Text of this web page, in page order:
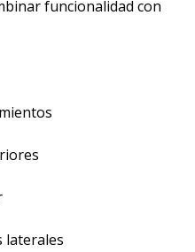
funcionalidad con
laterales